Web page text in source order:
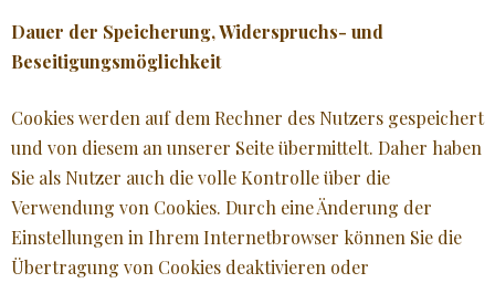
Dauer der Speicherung, Widerspruchs- und
Beseitigungsmöglichkeit
Cookies werden auf dem Rechner des Nutzers gespeichert
und von diesem an unserer Seite übermittelt. Daher haben
Sie als Nutzer auch die volle Kontrolle über die
Verwendung von Cookies. Durch eine Änderung der
Einstellungen in Ihrem Internetbrowser können Sie die
Übertragung von Cookies deaktivieren oder